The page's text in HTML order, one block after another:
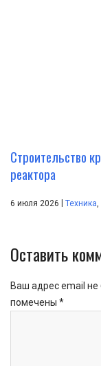
Строительство
реактора
6 июля 2026 | Техника
Оставить
Ваш адрес email не
помечены *